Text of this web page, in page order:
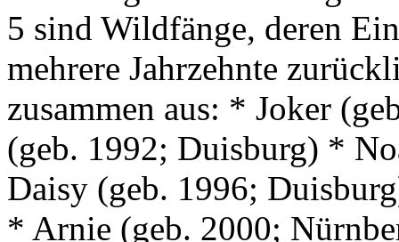
5 sind Wildfänge, deren
mehrere Jahrzehnte
zusammen aus: * Joker
(geb. 1992; Duisburg) *
Daisy (geb. 1996;
* Arnie (geb. 2000;